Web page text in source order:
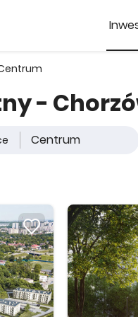
-
Centrum